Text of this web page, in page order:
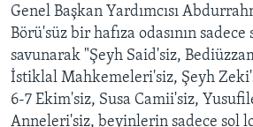
Genel Başkan Yardımcısı
Börü'süz bir hafıza odasının
savunarak "Şeyh Said'siz,
İstiklal Mahkemeleri'siz, Şeyh
6-7 Ekim'siz, Susa Camii'siz,
Anneleri'siz, beyinlerin sadece sol